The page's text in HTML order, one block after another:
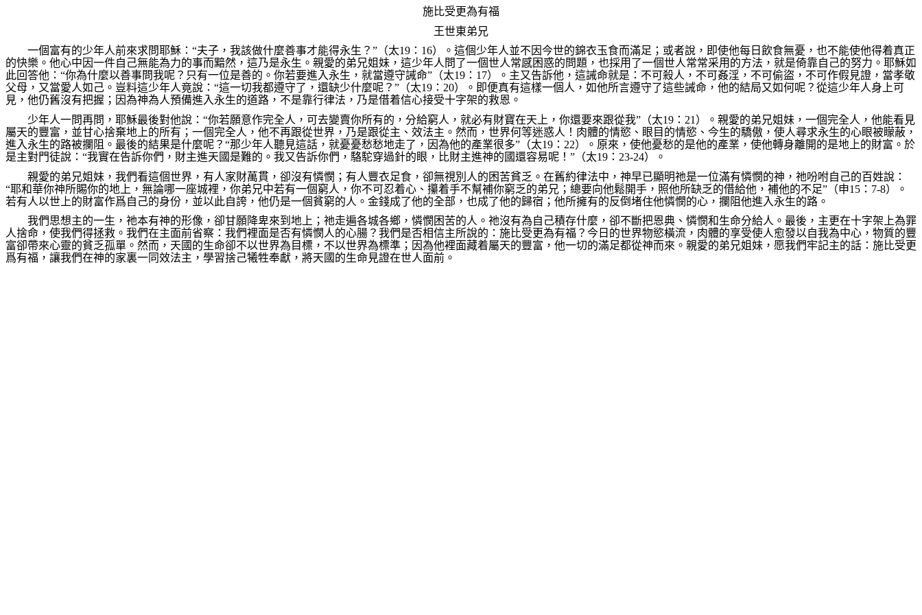
施比受更為有福
王世東弟兄
一個富有的少年人前來求問耶穌：“夫子，我該做什麼善事才能得永生？”（太19 ： 16）。這個少年人並不因今世的錦衣玉食而滿足；或者說，即使他每日飲食無憂，也不能使他得着真正
的快樂。他心中因一件自己無能為力的事而黯然，這乃是永生。親愛的弟兄姐妹，這少年人問了一個世人常感困惑的問題，也採用了一個世人常常采用的方法，就是倚靠自己的努力。耶穌如
此回答他：“你為什麼以善事問我呢？只有一位是善的。你若要進入永生，就當遵守誡命”（太19 ： 17）。主又告訴他，這誡命就是：不可殺人，不可姦淫，不可偷盜，不可作假見證，當孝敬
父母，又當愛人如己。豈料這少年人竟說：“這一切我都遵守了，還缺少什麼呢？”（太19 ： 20）。即便真有這樣一個人，如他所言遵守了這些誡命，他的結局又如何呢？從這少年人身上可
見，他仍舊沒有把握；因為神為人預備進入永生的道路，不是靠行律法，乃是借着信心接受十字架的救恩。
少年人一問再問，耶穌最後對他說：“你若願意作完全人，可去變賣你所有的，分給窮人，就必有財寶在天上，你還要來跟從我”（太19 ： 21 ）。親愛的弟兄姐妹，一個完全人，他能看見
屬天的豐富，並甘心捨棄地上的所有；一個完全人，他不再跟從世界，乃是跟從主、效法主。然而，世界何等迷惑人！肉體的情慾、眼目的情慾、今生的驕傲，使人尋求永生的心眼被矇蔽，
進入永生的路被攔阻。最後的結果是什麼呢？“那少年人聽見這話，就憂憂愁愁地走了，因為他的產業很多”（太19 ： 22）。原來，使他憂愁的是他的產業，使他轉身離開的是地上的財富。於
是主對門徒說：“我實在告訴你們，財主進天國是難的。我又告訴你們，駱駝穿過針的眼，比財主進神的國還容易呢！”（太19 ： 23-24）。
親愛的弟兄姐妹，我們看這個世界，有人家財萬貫，卻沒有憐憫；有人豐衣足食，卻無視別人的困苦貧乏。在舊約律法中，神早已顯明祂是一位滿有憐憫的神，祂吩咐自己的百姓說：
“耶和華你神所賜你的地上，無論哪一座城裡，你弟兄中若有一個窮人，你不可忍着心、攥着手不幫補你窮乏的弟兄；總要向他鬆開手，照他所缺乏的借給他，補他的不足” （申15 ： 7-8）。
若有人以世上的財富作爲自己的身份，並以此自誇，他仍是一個貧窮的人。金錢成了他的全部，也成了他的歸宿；他所擁有的反倒堵住他憐憫的心，攔阻他進入永生的路。
我們思想主的一生，祂本有神的形像，卻甘願降卑來到地上；祂走遍各城各鄉，憐憫困苦的人。祂沒有為自己積存什麼，卻不斷把恩典、憐憫和生命分給人。最後，主更在十字架上為罪
人捨命，使我們得拯救。我們在主面前省察：我們裡面是否有憐憫人的心腸？我們是否相信主所說的 ： 施比受更為有福？今日的世界物慾橫流，肉體的享受使人愈發以自我為中心，物質的豐
富卻帶來心靈的貧乏孤單。然而， 天國 的生命卻不以世界為目標，不以世界為標準；因為他裡面藏着屬天的豐富，他一切的滿足都從神而來。親愛的弟兄姐妹，愿我們牢記主的話：施比受更
爲有福， 讓我們在神的家裏一同效法主， 學習捨己犧牲奉獻，將天國的生命見證在世人面前。